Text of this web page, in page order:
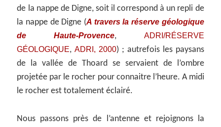
de la nappe de Digne, soit il correspond à un repli de
la nappe de Digne (A travers la réserve géologique
de Haute-Provence, ADRI/RÉSERVE
GÉOLOGIQUE,ADRI, 2000) ; autrefois les paysans
de la vallée de Thoard se servaient de l’ombre
projetée par le rocher pour connaitre l’heure. A midi
le rocher est totalement éclairé.
Nous passons près de l’antenne et rejoignons la